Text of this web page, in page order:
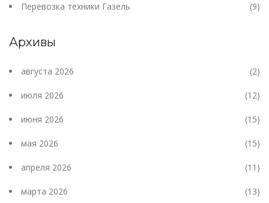
Перевозка техники Газель (9)
Архивы
августа 2026 (2)
июля 2026 (12)
июня 2026 (15)
мая 2026 (15)
апреля 2026 (11)
марта 2026 (13)